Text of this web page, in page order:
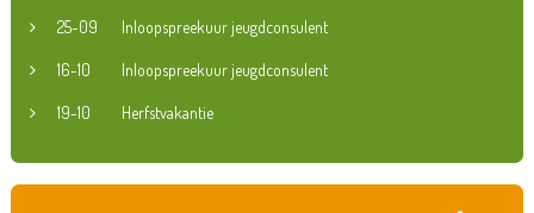
25-09 Inloopspreekuur jeugdconsulent
16-10 Inloopspreekuur jeugdconsulent
19-10 Herfstvakantie